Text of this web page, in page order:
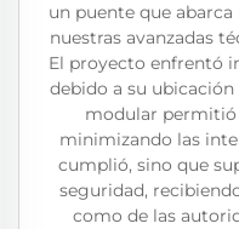
un puente que
nuestras avanzadas
El proyecto enfrentó
debido a su
modular
minimizando las
cumplió, sino que
seguridad,
como de las